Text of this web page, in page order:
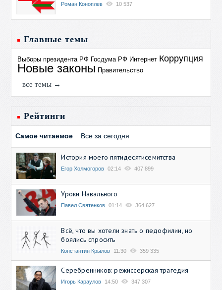
Роман Коноплев 10 537
Главные темы
Выборы президента РФ Госдума РФ Интернет Коррупция
Новые законы Правительство
все темы →
Рейтинги
Самое читаемое Все за сегодня
История моего пятидесятисемитства
Егор Холмогоров 02:14 407 899
Уроки Навального
Павел Святенков 01:14 364 627
Всё, что вы хотели знать о педофилии, но
боялись спросить
Константин Крылов 11:30 359 335
Серебренников: режиссерская трагедия
Игорь Караулов 14:50 347 307